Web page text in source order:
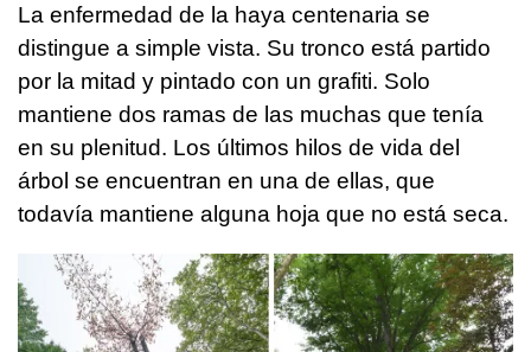
La enfermedad de la haya centenaria se
distingue a simple vista. Su tronco está partido
por la mitad y pintado con un grafiti. Solo
mantiene dos ramas de las muchas que tenía
en su plenitud. Los últimos hilos de vida del
árbol se encuentran en una de ellas, que
todavía mantiene alguna hoja que no está seca.